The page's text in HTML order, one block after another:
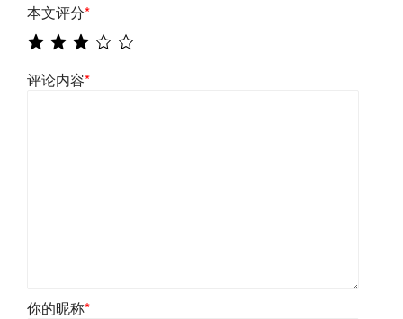
本文评分*
评论内容*
你的昵称*